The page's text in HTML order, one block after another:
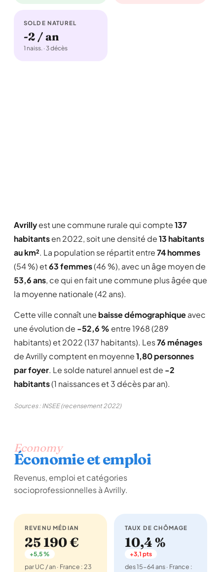
SOLDE NATUREL
-2 / an
1 naiss. · 3 décès
Avrillyest une commune rurale qui compte137
habitantsen 2022, soit une densité de13 habitants
au km². La population se répartit entre74 hommes
(54 %) et63 femmes(46 %), avec un âge moyen de
53,6 ans, ce qui en fait une commune plus âgée que
la moyenne nationale (42 ans).
Cette ville connaît une baisse démographiqueavec
une évolution de -52,6 % entre 1968 (289
habitants) et 2022 (137 habitants). Les76 ménages
de Avrilly comptent en moyenne1,80 personnes
par foyer. Le solde naturel annuel est de -2
habitants(1 naissances et 3 décès par an).
Sources : INSEE (recensement 2022)
Economy
Économie et emploi
Revenus, emploi et catégories
socioprofessionnelles à Avrilly.
REVENU MÉDIAN
25 190 €
+5,5 %
par UC / an · France : 23
TAUX DE CHÔMAGE
10,4 %
+3,1 pts
des 15-64 ans · France :